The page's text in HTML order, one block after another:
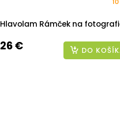
Hlavolam Rámček na
26 € DO